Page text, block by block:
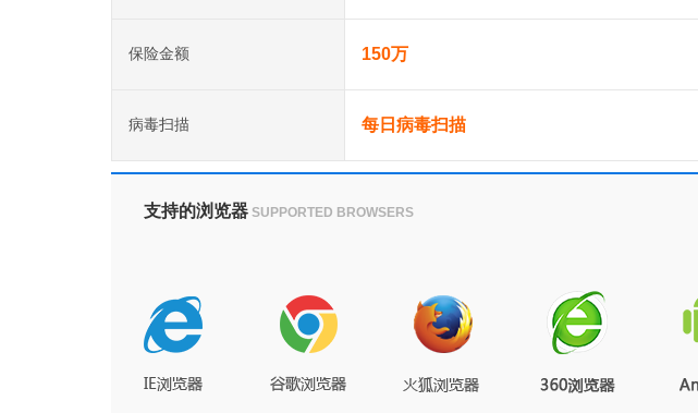
保险金额 150万
病毒扫描 每日病毒扫描
支持的浏览器 SUPPORTED BROWSERS